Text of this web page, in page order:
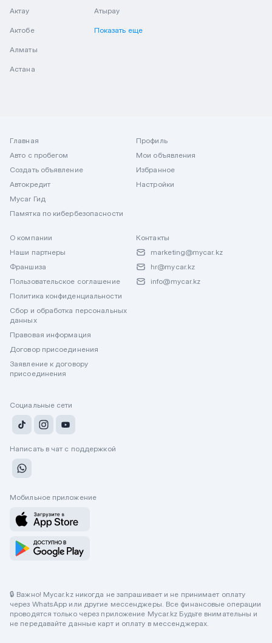
Актау
Актобе
Алматы
Астана
Атырау
Показать еще
Главная
Авто с пробегом
Создать объявление
Автокредит
Mycar Гид
Памятка по кибербезопасности
Профиль
Мои объявления
Избранное
Настройки
О компании
Наши партнеры
Франшиза
Пользовательское соглашение
Политика конфиденциальности
Сбор и обработка персональных
данных
Правовая информация
Договор присоединения
Заявление к договору
присоединения
Контакты
marketing@mycar.kz
hr@mycar.kz
info@mycar.kz
Социальные сети
Написать в чат с поддержкой
Мобильное приложение
🔒 Важно! Mycar.kz никогда не запрашивает и не принимает оплату
через WhatsApp или другие мессенджеры. Все финансовые операции
проводятся только через приложение Mycar.kz Будьте внимательны и
не передавайте данные карт и оплату в мессенджерах.